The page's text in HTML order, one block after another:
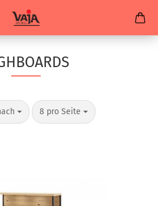
8 pro Seite